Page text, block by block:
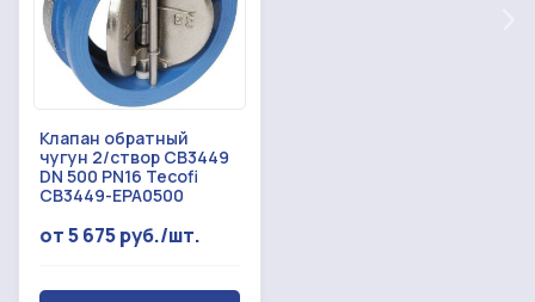
Клапан обратный
чугун 2/створ CB3449
DN 500 PN16 Tecofi
CB3449-EPA0500
от 5 675 руб./шт.
Прикрепить смету на расчет
Отправить запрос
Даю согласие наобработку персональных данных
металлопрокат
Форма отправлена,
спасибо!
С вами свяжется наш менеджер.
Форма не отправлена!
Произошла ошибка.